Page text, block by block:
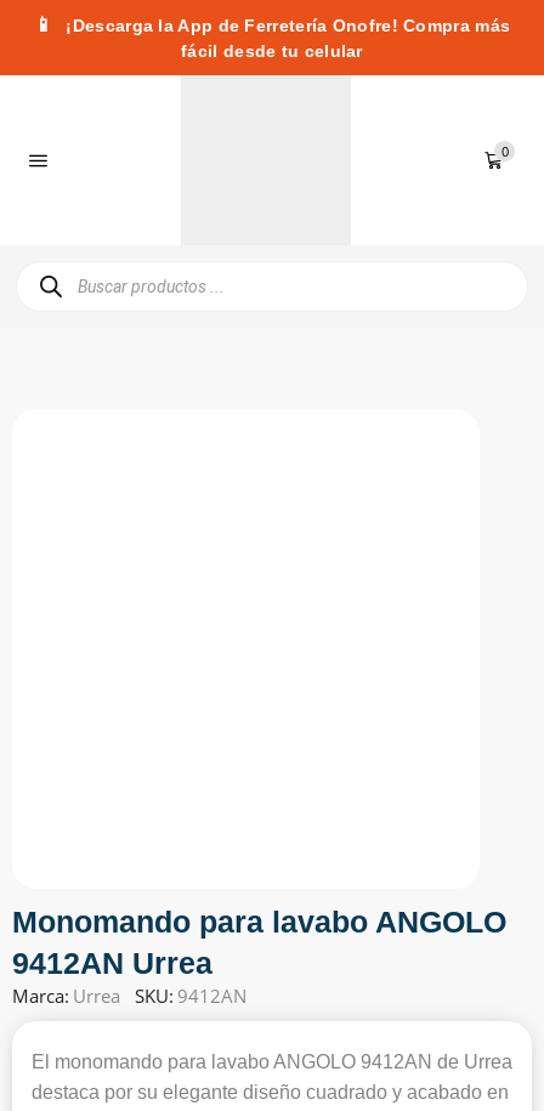
📱
¡Descarga la App de Ferretería Onofre! Compra más
fácil desde tu celular
0
Monomando para lavabo ANGOLO
9412AN Urrea
Marca: Urrea SKU: 9412AN
El monomando para lavabo ANGOLO 9412AN de Urrea
destaca por su elegante diseño cuadrado y acabado en